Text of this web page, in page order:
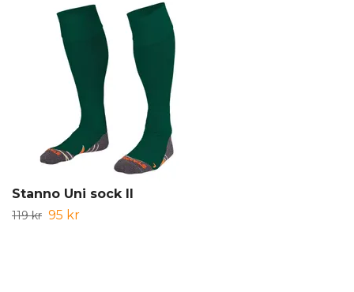
Stanno Uni sock II
119 kr 95 kr